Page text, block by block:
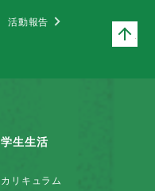
活動報告
学生生活
カリキュラム